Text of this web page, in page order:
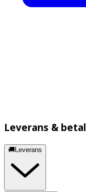
Leverans &
🚚Leverans